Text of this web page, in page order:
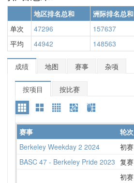
地区排名总和 洲际排名总和
单次
47296 157637
平均
44942 148563
成绩 地图 赛事 杂项
按项目 按比赛
赛事 轮次
Berkeley Weekday 2 2024
初赛
BASC 47 - Berkeley Pride 2023 复赛
初赛